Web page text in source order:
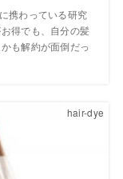
携わっている研究
得でも、自分の髪
も解約が面倒だっ
hair-dye